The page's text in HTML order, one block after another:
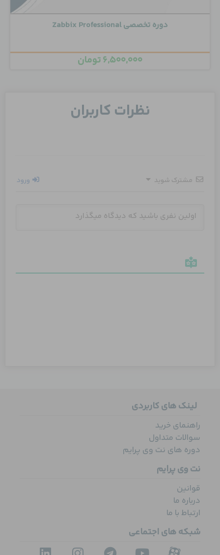
دوره تخصصی Zabbix Professional
۶,۵۰۰,۰۰۰تومان
نظرات کاربران
مشترک شوید ورود
لینک های کاربردی
راهنمای خرید
سوالات متداول
دوره های نت وی پرایم
نت وی پرایم
قوانین
درباره ما
ارتباط با ما
شبکه های اجتماعی